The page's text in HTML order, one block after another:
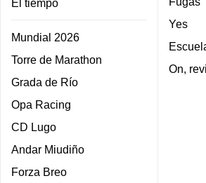
El tiempo
Mundial 2026
Torre de Marathon
Grada de Río
Opa Racing
CD Lugo
Andar Miudiño
Forza Breo
Yes
On,